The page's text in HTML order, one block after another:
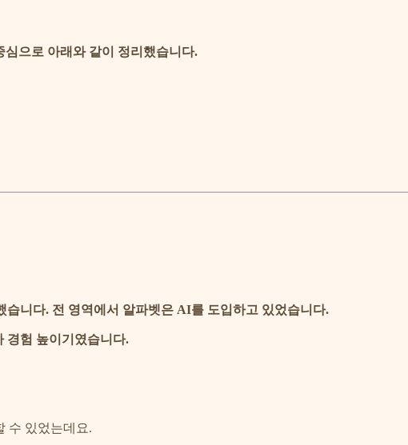
으로 아래와 같이 정리했습니다.
니다. 전 영역에서 알파벳은 AI를 도입하고 있었습니다.
경험 높이기였습니다.
수 있었는데요.